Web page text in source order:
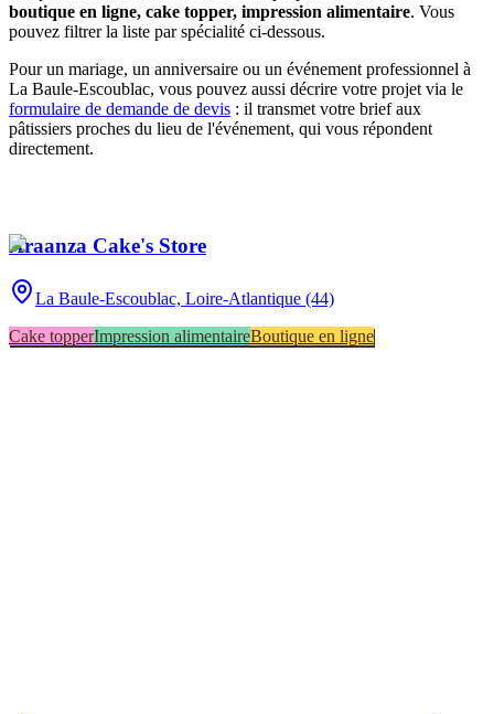
boutique en ligne, cake topper, impression alimentaire. Vous
pouvez filtrer la liste par spécialité ci-dessous.
Pour un mariage, un anniversaire ou un événement professionnel à
La Baule-Escoublac, vous pouvez aussi décrire votre projet via le
formulaire de demande de devis : il transmet votre brief aux
pâtissiers proches du lieu de l'événement, qui vous répondent
directement.
Araanza Cake's Store
La Baule-Escoublac, Loire-Atlantique (44)
Cake topperImpression alimentaireBoutique en ligne